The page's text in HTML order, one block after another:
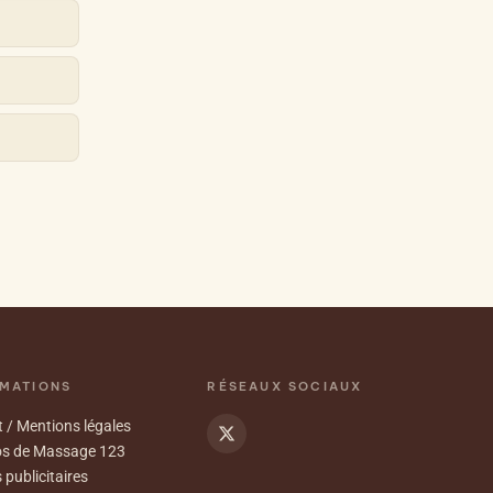
/ Mentions légales
de Massage 123
publicitaires
RÉSEAUX SOCIAUX